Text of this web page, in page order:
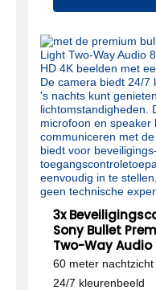
3x
Sony Bullet
Two-Way
60 meter nachtzicht
24/7 kleurenbeeld